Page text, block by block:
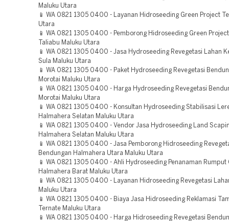
Maluku Utara
📱 WA 0821 1305 0400 - Layanan Hidroseeding Green Project
Utara
📱 WA 0821 1305 0400 - Pemborong Hidroseeding Green
Taliabu Maluku Utara
📱 WA 0821 1305 0400 - Jasa Hydroseeding Revegetasi Lahan
Sula Maluku Utara
📱 WA 0821 1305 0400 - Paket Hydroseeding Revegetasi
Morotai Maluku Utara
📱 WA 0821 1305 0400 - Harga Hydroseeding Revegetasi
Morotai Maluku Utara
📱 WA 0821 1305 0400 - Konsultan Hydroseeding Stabilisasi
Halmahera Selatan Maluku Utara
📱 WA 0821 1305 0400 - Vendor Jasa Hydroseeding Land
Halmahera Selatan Maluku Utara
📱 WA 0821 1305 0400 - Jasa Pemborong Hidroseeding
Bendungan Halmahera Utara Maluku Utara
📱 WA 0821 1305 0400 - Ahli Hydroseeding Penanaman Rumput
Halmahera Barat Maluku Utara
📱 WA 0821 1305 0400 - Layanan Hidroseeding Revegetasi
Maluku Utara
📱 WA 0821 1305 0400 - Biaya Jasa Hidroseeding Reklamasi
Ternate Maluku Utara
📱 WA 0821 1305 0400 - Harga Hidroseeding Revegetasi